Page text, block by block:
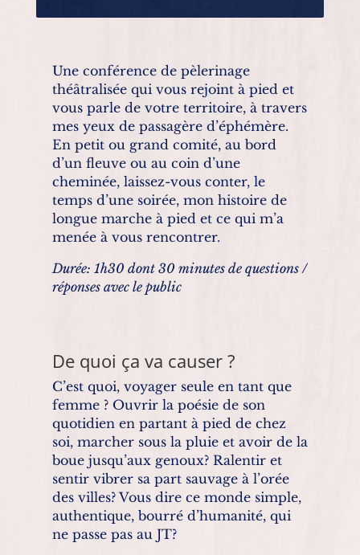
Une conférence de pèlerinage
théâtralisée qui vous rejoint à pied et
vous parle de votre territoire, à travers
mes yeux de passagère d’éphémère.
En petit ou grand comité, au bord
d’un fleuve ou au coin d’une
cheminée, laissez-vous conter, le
temps d’une soirée, mon histoire de
longue marche à pied et ce qui m’a
menée à vous rencontrer.
Durée: 1h30 dont 30 minutes de questions /
réponses avec le public
De quoi ça va causer ?
C’est quoi, voyager seule en tant que
femme ? Ouvrir la poésie de son
quotidien en partant à pied de chez
soi, marcher sous la pluie et avoir de la
boue jusqu’aux genoux? Ralentir et
sentir vibrer sa part sauvage à l’orée
des villes? Vous dire ce monde simple,
authentique, bourré d’humanité, qui
ne passe pas au JT?